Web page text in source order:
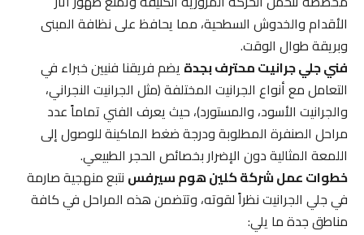
الأقدام والخدوش السطحية، مما يحافظ على نظافة المبنى
وبريقة طوال الوقت.
فني جلي جرانيت محترف بجدةيضم فريقنا فنيين خبراء في
التعامل مع أنواع الجرانيت المختلفة (مثل الجرانيت النجراني،
والجرانيت الأسود، والمستورد)، حيث يعرف الفني تماماً عدد
مراحل الصنفرة المطلوبة ودرجة ضغط الماكينة للوصول إلى
اللمعة المثالية دون الإضرار بخصائص الحجر الطبيعي.
خطوات عمل شركة كلين هوم سيرفسنتبع منهجية صارمة
في جلي الجرانيت نظراً لقوته، وتتضمن هذه المراحل في كافة
مناطق جدة ما يلي: